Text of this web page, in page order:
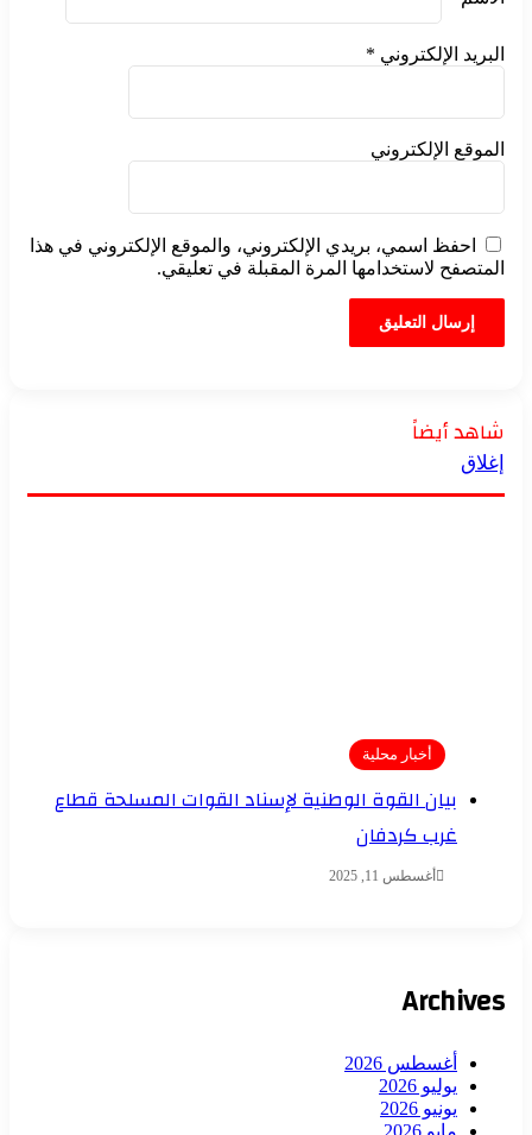
البريد الإلكتروني *
الموقع الإلكتروني
احفظ اسمي، بريدي الإلكتروني، والموقع الإلكتروني في هذا
المتصفح لاستخدامها المرة المقبلة في تعليقي.
شاهد أيضاً
إغلاق
أخبار محلية
بيان القوة الوطنية لإسناد القوات المسلحة قطاع
غرب كردفان
أغسطس 11, 2025
Archives
أغسطس 2026
يوليو 2026
يونيو 2026
مايو 2026